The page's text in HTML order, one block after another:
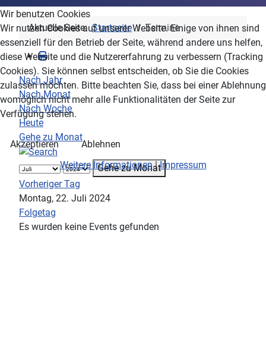
Aktuelle Seite:Startseite Termine
Nach Jahr
Nach Monat
Nach Woche
Heute
Gehe zu Monat
Gehe zu Monat
Vorheriger Tag
Montag, 22. Juli 2024
Folgetag
Es wurden keine Events gefunden
Wir benutzen Cookies
Wir nutzen Cookies auf unserer Website. Einige von ihnen sind
essenziell für den Betrieb der Seite, während andere uns helfen,
diese Website und die Nutzererfahrung zu verbessern (Tracking
Cookies). Sie können selbst entscheiden, ob Sie die Cookies
zulassen möchten. Bitte beachten Sie, dass bei einer Ablehnung
womöglich nicht mehr alle Funktionalitäten der Seite zur
Verfügung stehen.
Akzeptieren
Ablehnen
Weitere Informationen|Impressum